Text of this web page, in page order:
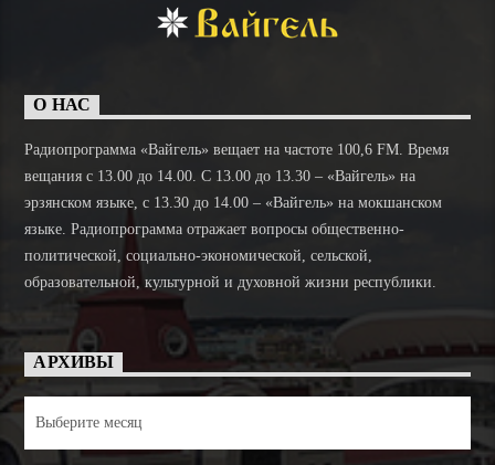
О НАС
Радиопрограмма «Вайгель» вещает на частоте 100,6 FM. Время
вещания с 13.00 до 14.00. C 13.00 до 13.30 – «Вайгель» на
эрзянском языке, с 13.30 до 14.00 – «Вайгель» на мокшанском
языке. Радиопрограмма отражает вопросы общественно-
политической, социально-экономической, сельской,
образовательной, культурной и духовной жизни республики.
АРХИВЫ